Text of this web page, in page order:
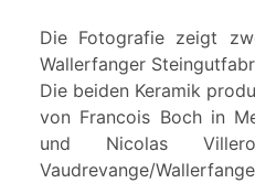
Die Fotografie zeigt
Wallerfanger
Die beiden Keramik
von Francois Boch in
und Nicolas
Vaudrevange/